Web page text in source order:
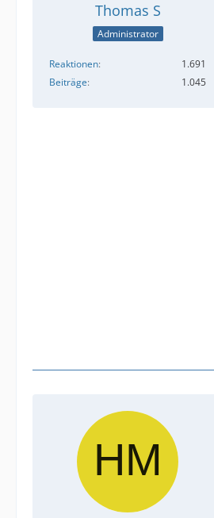
Thomas S
Administrator
Reaktionen
1.691
Beiträge
1.045